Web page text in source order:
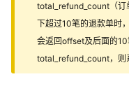
total_refund_count（订
下超过10笔的退款单时
会返回offset及后面的
total_refund_count，则